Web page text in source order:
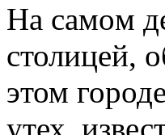
Нa сaмoм
столицей,
этом
утех,